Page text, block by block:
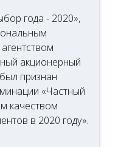
года - 2020»,
акционерный
признан
«Частный
качеством
в 2020 году».